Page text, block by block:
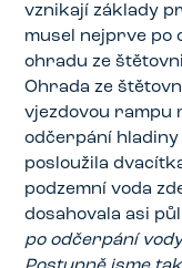
vznikají základy
musel nejprve po
ohradu ze
Ohrada ze
vjezdovou rampu
odčerpání hladiny
posloužila
podzemní voda
dosahovala asi
po odčerpání